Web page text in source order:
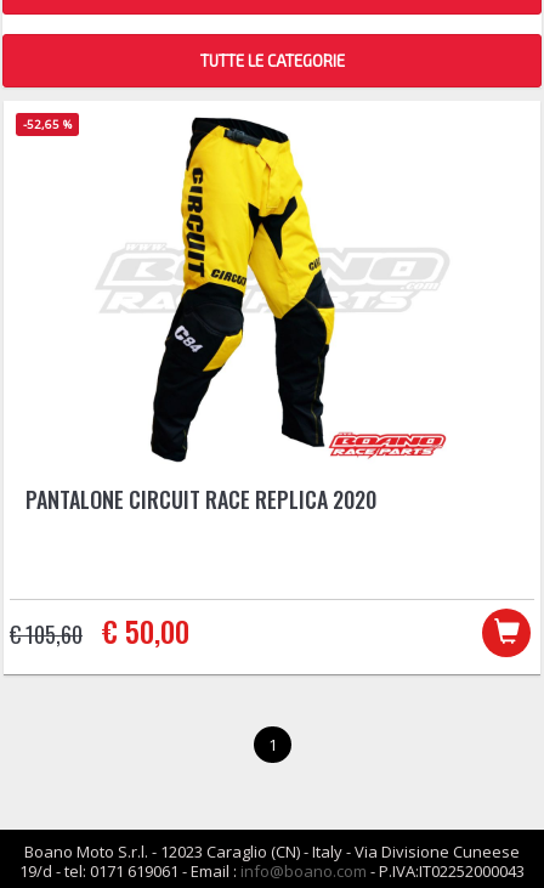
TUTTE LE CATEGORIE
-52,65 %
PANTALONE CIRCUIT RACE REPLICA 2020
€ 105,60 € 50,00
1
Boano Moto S.r.l. - 12023 Caraglio (CN) - Italy - Via Divisione Cuneese
19/d - tel: 0171 619061 - Email : info@boano.com - P.IVA:IT02252000043